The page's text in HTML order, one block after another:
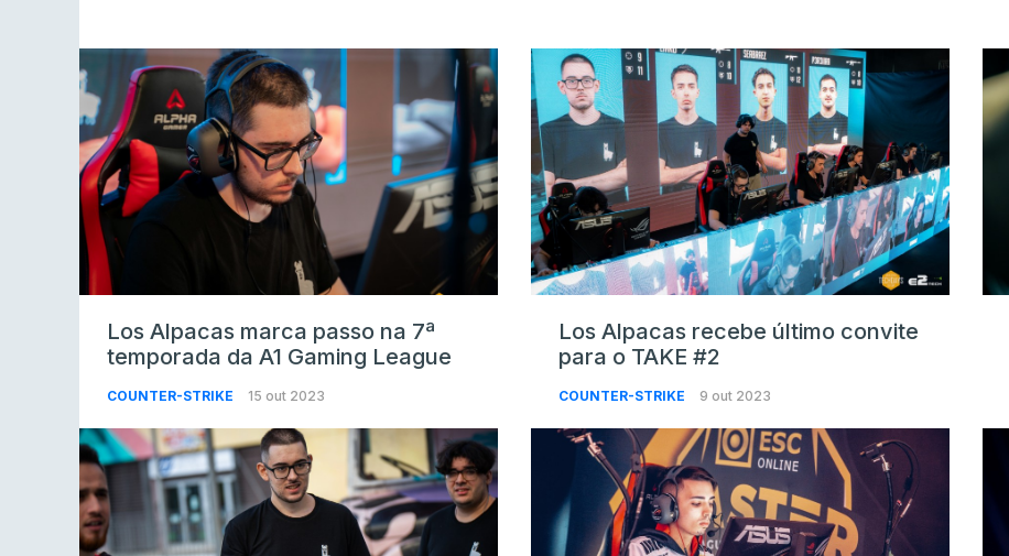
Los Alpacas marca passo na 7ª
temporada da A1 Gaming League
COUNTER-STRIKE 15 out 2023
Los Alpacas recebe último convite
para o TAKE #2
COUNTER-STRIKE 9 out 2023